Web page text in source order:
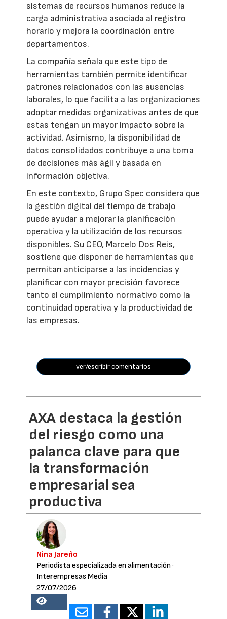
sistemas de recursos humanos reduce la
carga administrativa asociada al registro
horario y mejora la coordinación entre
departamentos.
La compañía señala que este tipo de
herramientas también permite identificar
patrones relacionados con las ausencias
laborales, lo que facilita a las organizaciones
adoptar medidas organizativas antes de que
estas tengan un mayor impacto sobre la
actividad. Asimismo, la disponibilidad de
datos consolidados contribuye a una toma
de decisiones más ágil y basada en
información objetiva.
En este contexto, Grupo Spec considera que
la gestión digital del tiempo de trabajo
puede ayudar a mejorar la planificación
operativa y la utilización de los recursos
disponibles. Su CEO, Marcelo Dos Reis,
sostiene que disponer de herramientas que
permitan anticiparse a las incidencias y
planificar con mayor precisión favorece
tanto el cumplimiento normativo como la
continuidad operativa y la productividad de
las empresas.
ver/escribir comentarios
AXA destaca la gestión
del riesgo como una
palanca clave para que
la transformación
empresarial sea
productiva
Nina Jareño
Periodista especializada en alimentación ·
Interempresas Media
27/07/2026
18337